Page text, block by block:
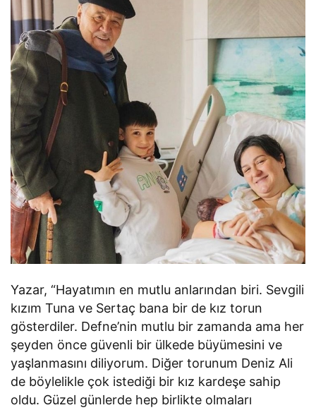
Yazar, “Hayatımın en mutlu anlarından biri. Sevgili
kızım Tuna ve Sertaç bana bir de kız torun
gösterdiler. Defne’nin mutlu bir zamanda ama her
şeyden önce güvenli bir ülkede büyümesini ve
yaşlanmasını diliyorum. Diğer torunum Deniz Ali
de böylelikle çok istediği bir kız kardeşe sahip
oldu. Güzel günlerde hep birlikte olmaları